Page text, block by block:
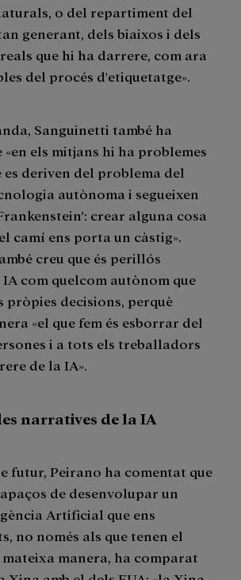
o del repartiment del
generant, dels biaixos i dels
que hi ha darrere, com ara
del procés d'etiquetatge».
Sanguinetti també ha
«en els mitjans hi ha problemes
deriven del problema del
autònoma i segueixen
crear alguna cosa
camí ens porta un càstig».
creu que és perillós
com quelcom autònom que
pròpies decisions, perquè
«el que fem és esborrar del
i a tots els treballadors
de la IA».
narratives de la IA
futur, Peirano ha comentat que
de desenvolupar un
Artificial que ens
no només als que tenen el
mateixa manera, ha comparat